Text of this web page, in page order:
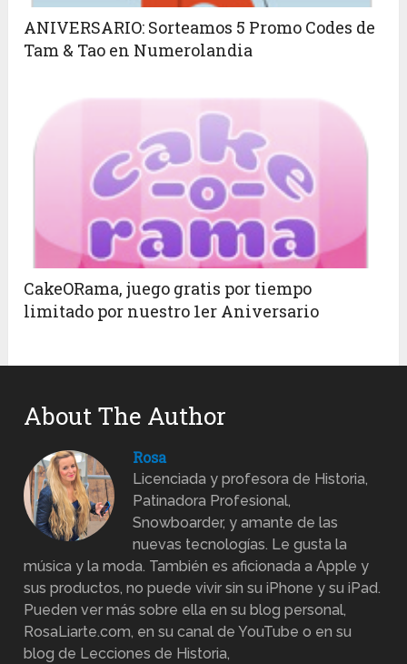
ANIVERSARIO: Sorteamos 5 Promo Codes de
Tam & Tao en Numerolandia
CakeORama, juego gratis por tiempo
limitado por nuestro 1er Aniversario
About The Author
Rosa
Licenciada y profesora de Historia,
Patinadora Profesional,
Snowboarder, y amante de las
nuevas tecnologías. Le gusta la
música y la moda. También es aficionada a Apple y
sus productos, no puede vivir sin su iPhone y su iPad.
Pueden ver más sobre ella en su blog personal,
RosaLiarte.com, en su canal de YouTube o en su
blog de Lecciones de Historia,